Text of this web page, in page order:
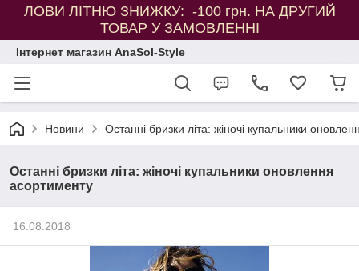
ЛОВИ ЛІТНЮ ЗНИЖКУ: -100 грн. НА ДРУГИЙ
ТОВАР У ЗАМОВЛЕННІ
Інтернет магазин AnaSol-Style
Новини Останні бризки літа: жіночі купальники
Останні бризки літа: жіночі купальники оновлення
асортименту
16.08.2018